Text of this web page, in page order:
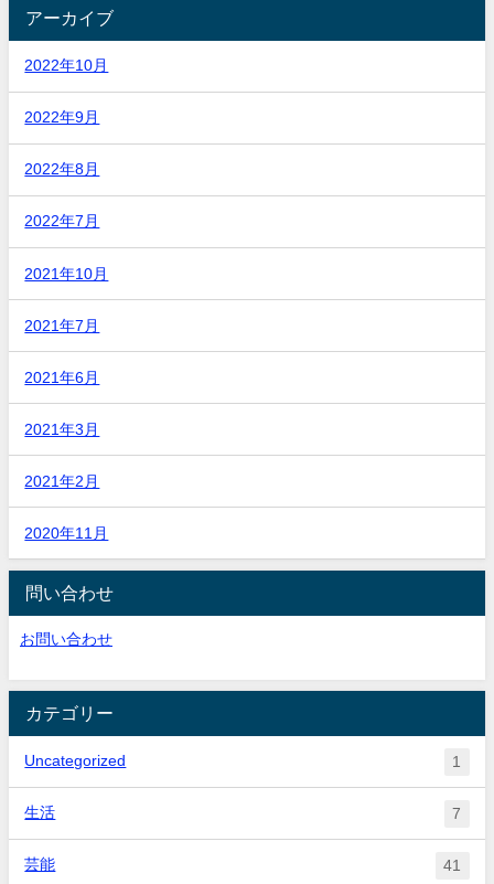
アーカイブ
2022年10月
2022年9月
2022年8月
2022年7月
2021年10月
2021年7月
2021年6月
2021年3月
2021年2月
2020年11月
問い合わせ
お問い合わせ
カテゴリー
Uncategorized 1
生活 7
芸能 41